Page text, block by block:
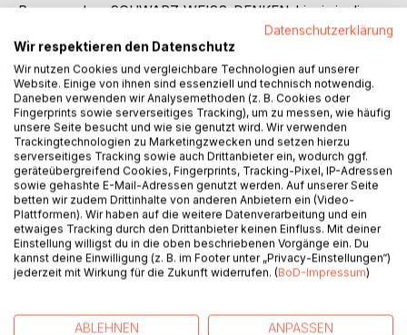
Raus aus dem SCHWARZ-WEISS-DENKEN, hinein in die
Farbenpracht des Lebens! Dazu ruft diese kleine und
bezaubernde Bücher-Reihe auf und lädt dazu ein, einfach
heiter zu sein. Hinter der SCHWARZ-WEISS-SICHT des
Alltags verbirgt sich eine farbenfrohe Fülle, die mit einer
Portion innerer Heiterkeit ans Tageslicht gerufen werden
kann.
Bisher sind folgende Titel erschienen:
Hingabe pur
Herzensfülle
Dankbarkeit
Seelenkraft
Wertschätzung
Liebesweisheit
Lächeln
Stille in dir
Datenschutzerklärung
Wir respektieren den Datenschutz
Wir nutzen Cookies und vergleichbare Technologien auf unserer
Website. Einige von ihnen sind essenziell und technisch notwendig.
Daneben verwenden wir Analysemethoden (z. B. Cookies oder
Fingerprints sowie serverseitiges Tracking), um zu messen, wie häufig
unsere Seite besucht und wie sie genutzt wird. Wir verwenden
Trackingtechnologien zu Marketingzwecken und setzen hierzu
serverseitiges Tracking sowie auch Drittanbieter ein, wodurch ggf.
geräteübergreifend Cookies, Fingerprints, Tracking-Pixel, IP-Adressen
sowie gehashte E-Mail-Adressen genutzt werden. Auf unserer Seite
betten wir zudem Drittinhalte von anderen Anbietern ein (Video-
Plattformen). Wir haben auf die weitere Datenverarbeitung und ein
etwaiges Tracking durch den Drittanbieter keinen Einfluss. Mit deiner
Einstellung willigst du in die oben beschriebenen Vorgänge ein. Du
kannst deine Einwilligung (z. B. im Footer unter „Privacy-Einstellungen“)
jederzeit mit Wirkung für die Zukunft widerrufen. (BoD-Impressum)
ABLEHNEN ANPASSEN